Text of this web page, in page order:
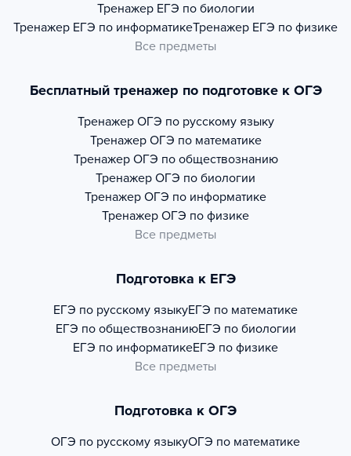
Тренажер ЕГЭ по биологии
Тренажер ЕГЭ по информатикеТренажер ЕГЭ по физике
Все предметы
Бесплатный тренажер по подготовке к ОГЭ
Тренажер ОГЭ по русскому языку
Тренажер ОГЭ по математике
Тренажер ОГЭ по обществознанию
Тренажер ОГЭ по биологии
Тренажер ОГЭ по информатике
Тренажер ОГЭ по физике
Все предметы
Подготовка к ЕГЭ
ЕГЭ по русскому языкуЕГЭ по математике
ЕГЭ по обществознаниюЕГЭ по биологии
ЕГЭ по информатикеЕГЭ по физике
Все предметы
Подготовка к ОГЭ
ОГЭ по русскому языкуОГЭ по математике